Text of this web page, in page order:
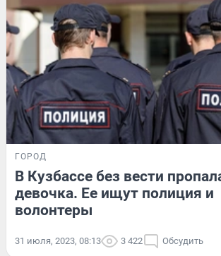
ГОРОД
В Кузбассе без вести
девочка. Ее ищут полиция и
волонтеры
31 июля, 2023, 08:13 3 422 Обсудить